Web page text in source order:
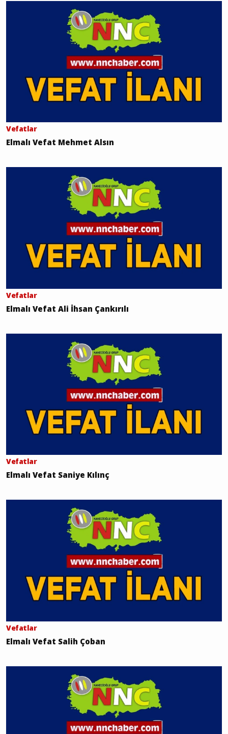
Vefatlar
Elmalı Vefat Mehmet Alsın
Vefatlar
Elmalı Vefat Ali İhsan Çankırılı
Vefatlar
Elmalı Vefat Saniye Kılınç
Vefatlar
Elmalı Vefat Salih Çoban